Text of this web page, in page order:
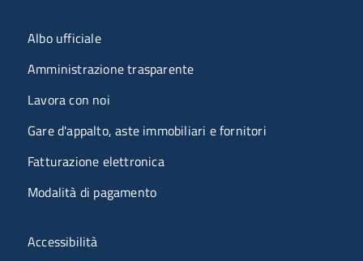
Menu organizzazione
Albo ufficiale
Amministrazione trasparente
Lavora con noi
Gare d'appalto, aste immobiliari e fornitori
Fatturazione elettronica
Modalità di pagamento
Menù riferimenti
Accessibilità